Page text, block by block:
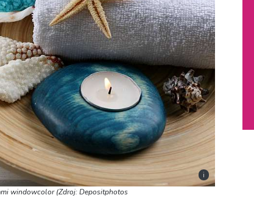
i
windowcolor (Zdroj: Depositphotos